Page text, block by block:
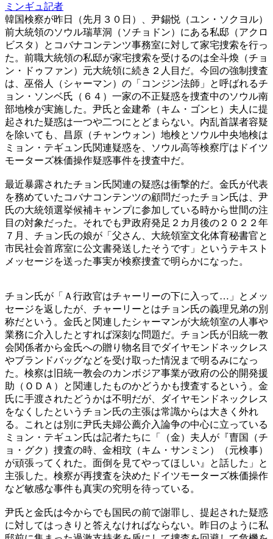
ミンギュ記者
韓国検察が昨日（先月３０日）、尹錫悦（ユン・ソクヨル）
前大統領のソウル瑞草洞（ソチョドン）にある私邸（アクロ
ビスタ）とコバナコンテンツ事務室に対して家宅捜索を行っ
た。前職大統領の私邸が家宅捜索を受けるのは全斗煥（チョ
ン・ドゥファン）元大統領に続き２人目だ。今回の強制捜査
は、巫俗人（シャーマン）の「コンジン法師」と呼ばれるチ
ョン・ソンベ氏（６４）一家の不正疑惑を捜査中のソウル南
部地検が実施した。尹氏と金建希（キム・ゴンヒ）夫人に提
起された疑惑は一つや二つにとどまらない。内乱首謀者容疑
を除いても、昌原（チャンウォン）地検とソウル中央地検は
ミョン・テギュン氏関連疑惑を、ソウル高等検察庁はドイツ
モーターズ株価操作疑惑事件を捜査中だ。
最近暴露されたチョン氏関連の疑惑は衝撃的だ。金氏が代表
を務めていたコバナコンテンツの顧問だったチョン氏は、尹
氏の大統領選挙候補キャンプに参加している時から世間の注
目の対象だった。それでも尹政府発足２カ月後の２０２２年
７月、チョン氏の娘が「父さん、大統領室文化体育秘書官と
市民社会首席室に公文書発送したそうです」というテキスト
メッセージを送った事実が検察捜査で明らかになった。
チョン氏が「Ａ行政官はチャーリーの下に入って…」とメッ
セージを返したが、チャーリーとはチョン氏の義理兄弟の別
称だという。金氏と関連したシャーマンが大統領室の人事や
業務に介入したとすれば深刻な問題だ。チョン氏が旧統一教
会関係者から金氏への贈り物名目でダイヤモンドネックレス
やブランドバッグなどを受け取った情況まで明るみになっ
た。検察は旧統一教会のカンボジア事業が政府の公的開発援
助（ＯＤＡ）と関連したものかどうかも捜査するという。金
氏に手渡されたどうかは不明だが、ダイヤモンドネックレス
をなくしたというチョン氏の主張は常識からは大きく外れ
る。これとは別に尹氏夫婦公薦介入論争の中心に立っている
ミョン・テギュン氏は記者たちに「（金）夫人が『曺国（チ
ョ・グク）捜査の時、金相玟（キム・サンミン）（元検事）
が頑張ってくれた。面倒を見てやってほしい』と話した」と
主張した。検察が再捜査を決めたドイツモーターズ株価操作
など敏感な事件も真実の究明を待っている。
尹氏と金氏は今からでも国民の前で謝罪し、提起された疑惑
に対してはっきりと答えなければならない。昨日のように私